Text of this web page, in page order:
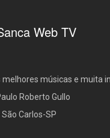
Web TV
músicas e muita
Roberto Gullo
Carlos-SP